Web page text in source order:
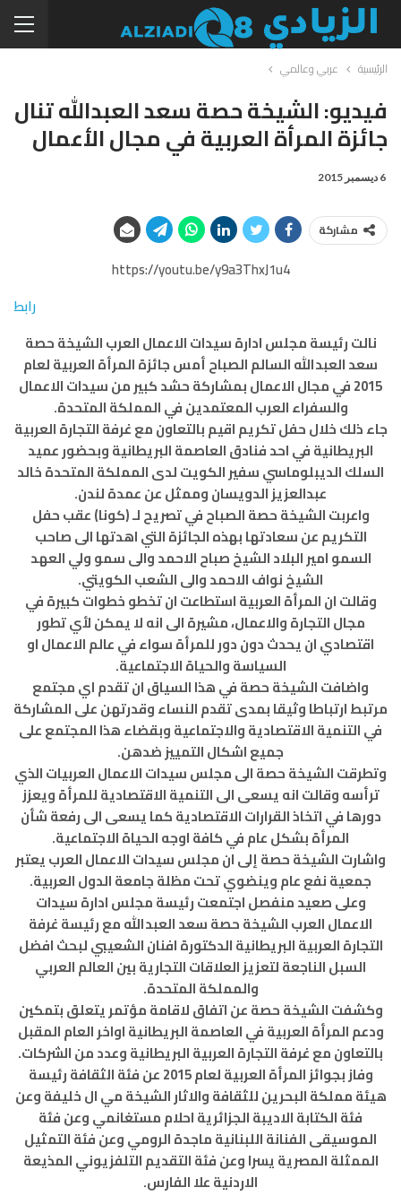
الرئيسية عربي وعالمي
فيديو: الشيخة حصة سعد العبدالله تنال
جائزة المرأة العربية في مجال الأعمال
6 ديسمبر 2015
مشاركة
https://youtu.be/y9a3ThxJ1u4
رابط
نالت رئيسة مجلس ادارة سيدات الاعمال العرب الشيخة حصة
سعد العبدالله السالم الصباح أمس جائزة المرأة العربية لعام
2015 في مجال الاعمال بمشاركة حشد كبير من سيدات الاعمال
والسفراء العرب المعتمدين في المملكة المتحدة.
جاء ذلك خلال حفل تكريم اقيم بالتعاون مع غرفة التجارة العربية
البريطانية في احد فنادق العاصمة البريطانية وبحضور عميد
السلك الديبلوماسي سفير الكويت لدى المملكة المتحدة خالد
عبدالعزيز الدويسان وممثل عن عمدة لندن.
واعربت الشيخة حصة الصباح في تصريح لـ (كونا) عقب حفل
التكريم عن سعادتها بهذه الجائزة التي اهدتها الى صاحب
السمو امير البلاد الشيخ صباح الاحمد والى سمو ولي العهد
الشيخ نواف الاحمد والى الشعب الكويتي.
وقالت ان المرأة العربية استطاعت ان تخطو خطوات كبيرة في
مجال التجارة والاعمال، مشيرة الى انه لا يمكن لأي تطور
اقتصادي ان يحدث دون دور للمرأة سواء في عالم الاعمال او
السياسة والحياة الاجتماعية.
واضافت الشيخة حصة في هذا السياق ان تقدم اي مجتمع
مرتبط ارتباطا وثيقا بمدى تقدم النساء وقدرتهن على المشاركة
في التنمية الاقتصادية والاجتماعية وبقضاء هذا المجتمع على
جميع اشكال التمييز ضدهن.
وتطرقت الشيخة حصة الى مجلس سيدات الاعمال العربيات الذي
ترأسه وقالت انه يسعى الى التنمية الاقتصادية للمرأة ويعزز
دورها في اتخاذ القرارات الاقتصادية كما يسعى الى رفعة شأن
المرأة بشكل عام في كافة اوجه الحياة الاجتماعية.
واشارت الشيخة حصة إلى ان مجلس سيدات الاعمال العرب يعتبر
جمعية نفع عام وينضوي تحت مظلة جامعة الدول العربية.
وعلى صعيد منفصل اجتمعت رئيسة مجلس ادارة سيدات
الاعمال العرب الشيخة حصة سعد العبدالله مع رئيسة غرفة
التجارة العربية البريطانية الدكتورة افنان الشعيبي لبحث افضل
السبل الناجعة لتعزيز العلاقات التجارية بين العالم العربي
والمملكة المتحدة.
وكشفت الشيخة حصة عن اتفاق لاقامة مؤتمر يتعلق بتمكين
ودعم المرأة العربية في العاصمة البريطانية اواخر العام المقبل
بالتعاون مع غرفة التجارة العربية البريطانية وعدد من الشركات.
وفاز بجوائز المرأة العربية لعام 2015 عن فئة الثقافة رئيسة
هيئة مملكة البحرين للثقافة والاثار الشيخة مي ال خليفة وعن
فئة الكتابة الاديبة الجزائرية احلام مستغانمي وعن فئة
الموسيقى الفنانة اللبنانية ماجدة الرومي وعن فئة التمثيل
الممثلة المصرية يسرا وعن فئة التقديم التلفزيوني المذيعة
الاردنية علا الفارس.